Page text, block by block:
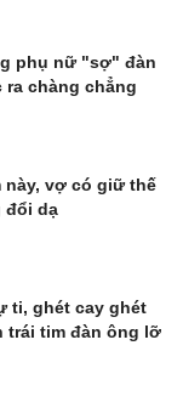
phụ nữ "sợ" đàn
chàng chẳng
này, vợ có giữ thế
đổi dạ
ti, ghét cay ghét
trái tim đàn ông lỡ